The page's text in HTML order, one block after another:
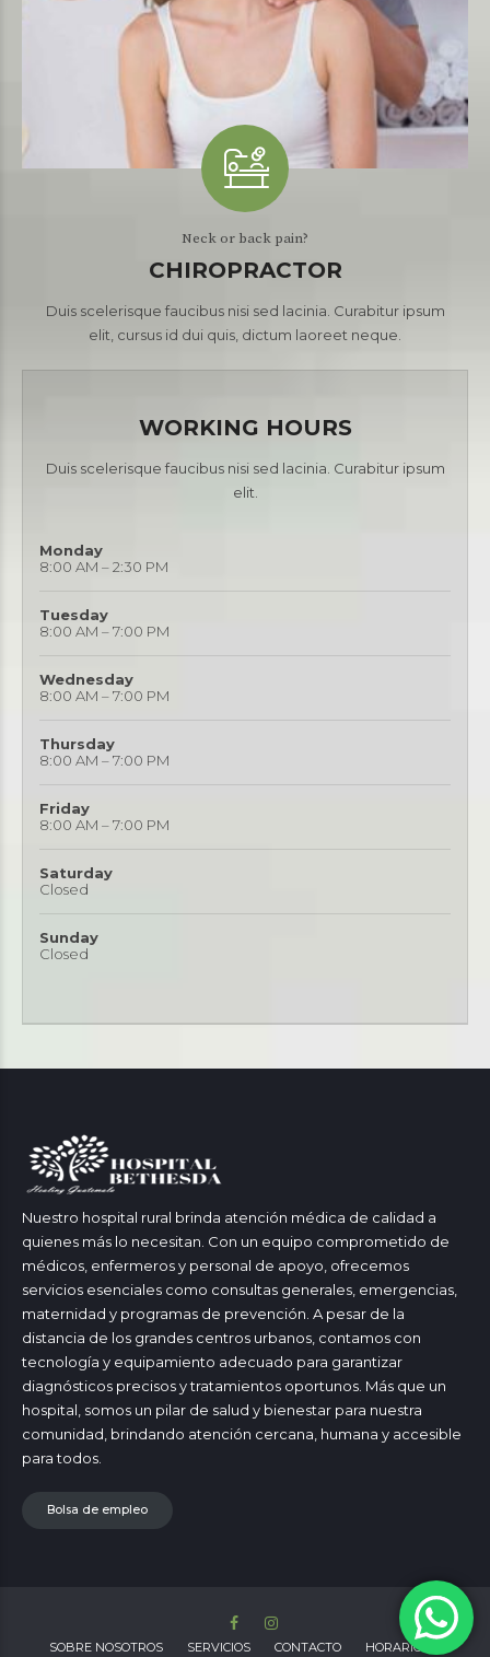
Neck or back pain?
CHIROPRACTOR
Duis scelerisque faucibus nisi sed lacinia. Curabitur ipsum
elit, cursus id dui quis, dictum laoreet neque.
WORKING HOURS
Duis scelerisque faucibus nisi sed lacinia. Curabitur ipsum
elit.
Monday
8:00 AM – 2:30 PM
Tuesday
8:00 AM – 7:00 PM
Wednesday
8:00 AM – 7:00 PM
Thursday
8:00 AM – 7:00 PM
Friday
8:00 AM – 7:00 PM
Saturday
Closed
Sunday
Closed
Nuestro hospital rural brinda atención médica de calidad a
quienes más lo necesitan. Con un equipo comprometido de
médicos, enfermeros y personal de apoyo, ofrecemos
servicios esenciales como consultas generales, emergencias,
maternidad y programas de prevención. A pesar de la
distancia de los grandes centros urbanos, contamos con
tecnología y equipamiento adecuado para garantizar
diagnósticos precisos y tratamientos oportunos. Más que un
hospital, somos un pilar de salud y bienestar para nuestra
comunidad, brindando atención cercana, humana y accesible
para todos.
Bolsa de empleo
SOBRE NOSOTROS SERVICIOS CONTACTO HORARIOS